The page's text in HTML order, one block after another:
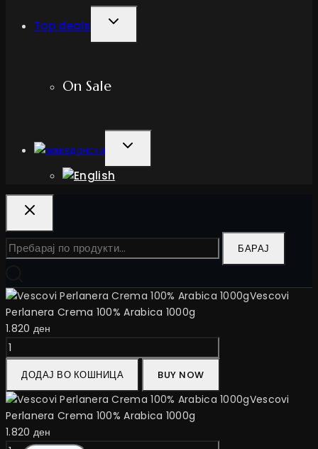
Top deals
TOGGLE
CHILD
On Sale
TOGGLE
CHILD
Барај
за:
БАРАЈ
Vescovi
Perlanera Crema 100% Arabica 1000g
1.820 ден
Vescovi
Perlanera
Crema
100%
Arabica
1000g
количина
ДОДАЈ ВО КОШНИЦА BUY NOW
Vescovi
Perlanera Crema 100% Arabica 1000g
1.820 ден